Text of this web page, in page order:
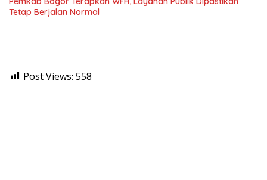
Tetap Berjalan Normal
Post Views: 558